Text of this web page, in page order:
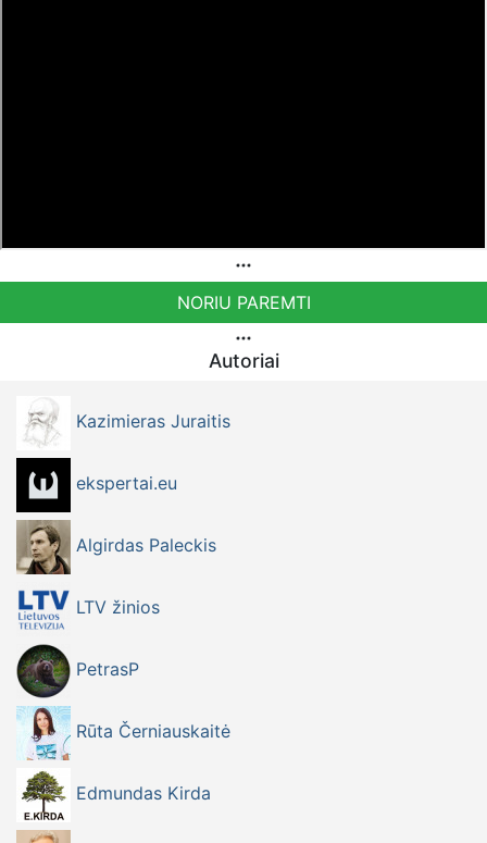
NORIU PAREMTI
Autoriai
Kazimieras Juraitis
ekspertai.eu
Algirdas Paleckis
LTV žinios
PetrasP
Rūta Černiauskaitė
Edmundas Kirda